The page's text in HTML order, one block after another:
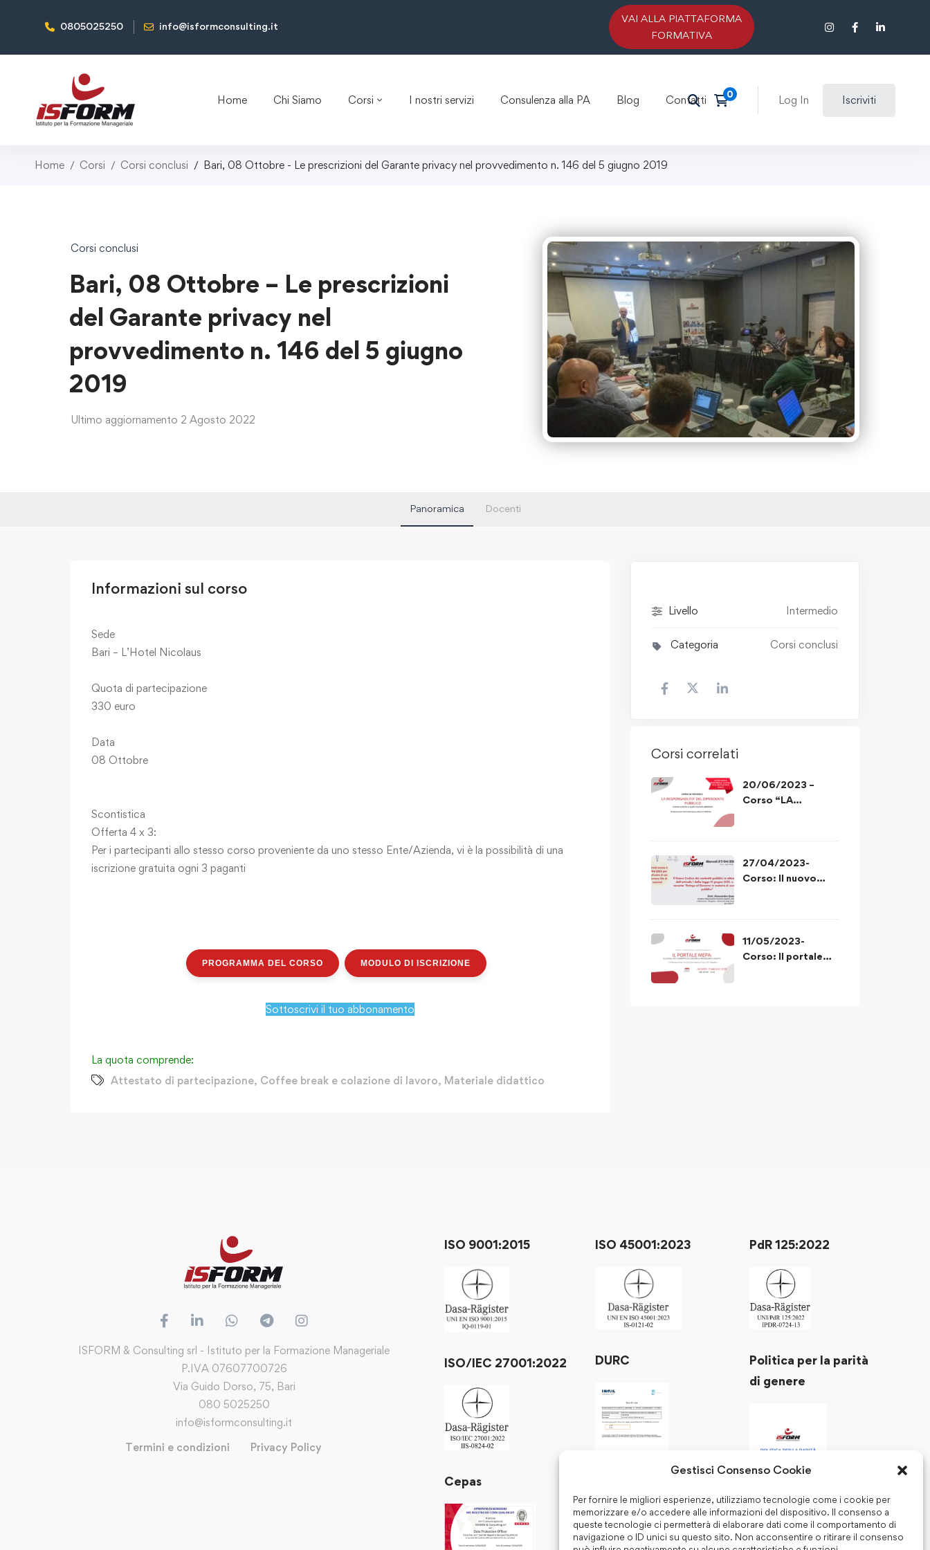
Gestisci Consenso Cookie
Per fornire le migliori esperienze, utilizziamo tecnologie come i cookie per
memorizzare e/o accedere alle informazioni del dispositivo. Il consenso a
queste tecnologie ci permetterà di elaborare dati come il comportamento di
navigazione o ID unici su questo sito. Non acconsentire o ritirare il consenso
0805025250 info@isformconsulting.it
VAI ALLA PIATTAFORMA
FORMATIVA
Home Chi Siamo Corsi I nostri servizi Consulenza alla PA Blog Contatti Log In Iscriviti
Home Corsi Corsi conclusi Bari, 08 Ottobre - Le prescrizioni del Garante privacy nel provvedimento n. 146 del 5 giugno 2019
Corsi conclusi
Bari, 08 Ottobre – Le prescrizioni
del Garante privacy nel
provvedimento n. 146 del 5 giugno
2019
Ultimo aggiornamento 2 Agosto 2022
Panoramica Docenti
Informazioni sul corso
Sede
Bari – L’Hotel Nicolaus
Quota di partecipazione
330 euro
Data
08 Ottobre
Scontistica
Offerta 4 x 3:
Per i partecipanti allo stesso corso proveniente da uno stesso Ente/Azienda, vi è la possibilità di una
iscrizione gratuita ogni 3 paganti
PROGRAMMA DEL CORSO MODULO DI ISCRIZIONE
Sottoscrivi il tuo abbonamento
La quota comprende:
Attestato di partecipazione, Coffee break e colazione di lavoro, Materiale didattico
Livello Intermedio
Categoria Corsi conclusi
Corsi correlati
20/06/2023 –
Corso “LA
27/04/2023-
Corso: Il nuovo
11/05/2023-
Corso: Il portale
ISFORM & Consulting srl - Istituto per la Formazione Manageriale
P.IVA 07607700726
Via Guido Dorso, 75, Bari
080 5025250
info@isformconsulting.it
Termini e condizioni
Privacy Policy
ISO 9001:2015
ISO/IEC 27001:2022
Cepas
ISO 45001:2023
DURC
PdR 125:2022
Politica per la parità
di genere